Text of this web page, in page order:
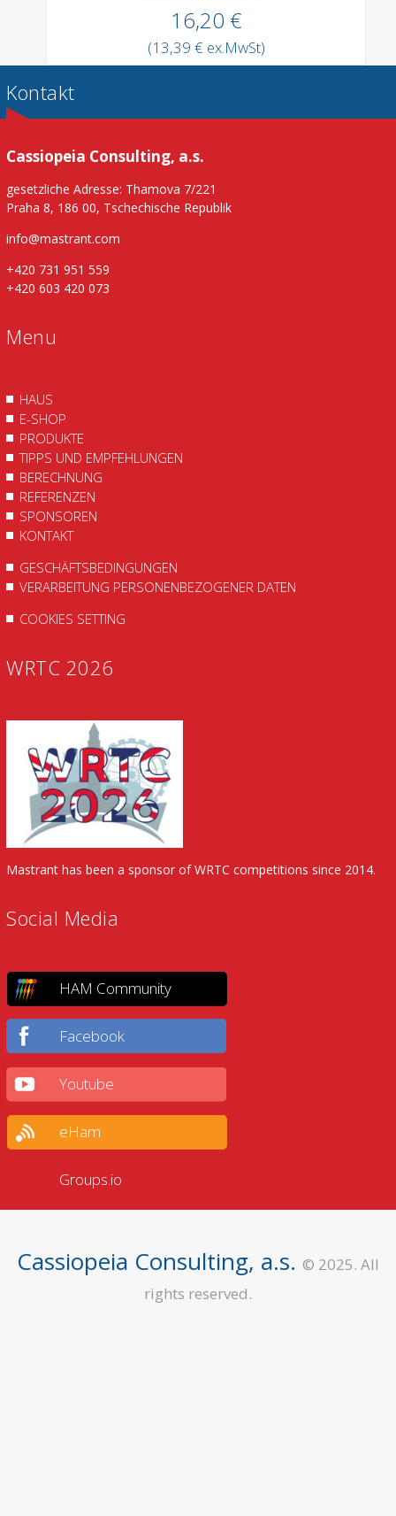
16,20 €
(13,39 € ex.MwSt)
Kontakt
Cassiopeia Consulting, a.s.
gesetzliche Adresse: Thamova 7/221
Praha 8, 186 00, Tschechische Republik
info@mastrant.com
+420 731 951 559
+420 603 420 073
Menu
HAUS
E-SHOP
PRODUKTE
TIPPS UND EMPFEHLUNGEN
BERECHNUNG
REFERENZEN
SPONSOREN
KONTAKT
GESCHÄFTSBEDINGUNGEN
VERARBEITUNG PERSONENBEZOGENER DATEN
COOKIES SETTING
WRTC 2026
Mastrant has been a sponsor of WRTC competitions since 2014.
Social Media
HAM Community
Facebook
Youtube
eHam
Groups.io
Cassiopeia Consulting, a.s. © 2025. All
rights reserved.